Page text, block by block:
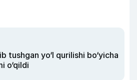
tushgan yo‘l qurilishi bo‘yicha
o‘qildi